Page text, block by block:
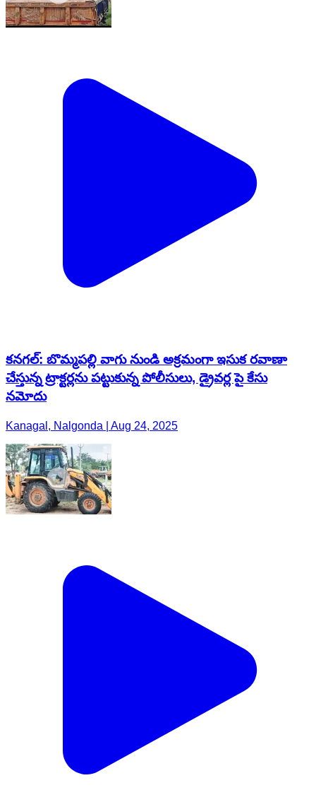
కనగల్: బొమ్మపల్లి వాగు నుండి అక్రమంగా ఇసుక రవాణా
చేస్తున్న ట్రాక్టర్లను పట్టుకున్న పోలీసులు, డ్రైవర్ల పై కేసు
నమోదు
Kanagal, Nalgonda | Aug 24, 2025